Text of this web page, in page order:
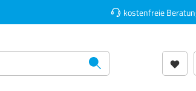
kostenfreie